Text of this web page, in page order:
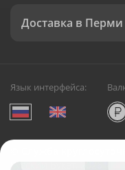
Доставка в Перми
Язык интерфейса:
Служба
Русский Букет, 2026